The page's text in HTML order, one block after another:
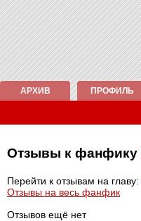
АРХИВ ПРОФИЛЬ
Отзывы к фанфику
Перейти к отзывам на главу:
Отзывы на весь фанфик
Отзывов ещё нет